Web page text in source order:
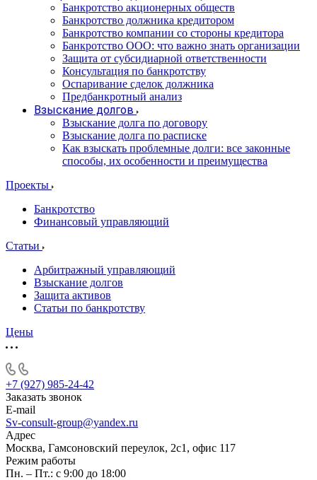
Банкротство акционерных обществ
Банкротство должника кредитором
Банкротство компании со стороны кредитора
Банкротство ООО: что важно знать организации
Защита от субсидиарной ответственности
Консультация по банкротству
Оспаривание сделок должника
Предбанкротный анализ
Взыскание долгов
Взыскание долга по договору
Взыскание долга по расписке
Как взыскать проблемные долги: все законные
способы, их особенности и преимущества
Проекты
Банкротство
Финансовый управляющий
Статьи
Арбитражный управляющий
Взыскание долгов
Защита активов
Статьи по банкротству
Цены
+7 (927) 985-24-42
Заказать звонок
E-mail
Sv-consult-group@yandex.ru
Адрес
Москва, Гамсоновский переулок, 2с1, офис 117
Режим работы
Пн. – Пт.: с 9:00 до 18:00